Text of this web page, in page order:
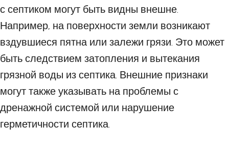
с септиком могут быть видны внешне.
Например, на поверхности земли возникают
вздувшиеся пятна или залежи грязи. Это может
быть следствием затопления и вытекания
грязной воды из септика. Внешние признаки
могут также указывать на проблемы с
дренажной системой или нарушение
герметичности септика.